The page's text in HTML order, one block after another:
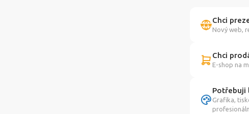
Chci
Nový web,
Chci
E-shop na
Potřebuji
Grafika,